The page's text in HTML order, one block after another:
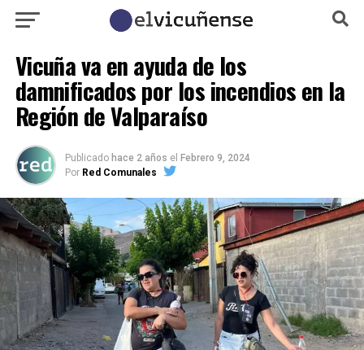
Vicuña va en ayuda de los
damnificados por los incendios en la
Región de Valparaíso
Publicado hace 2 años el Febrero 9, 2024
Por Red Comunales